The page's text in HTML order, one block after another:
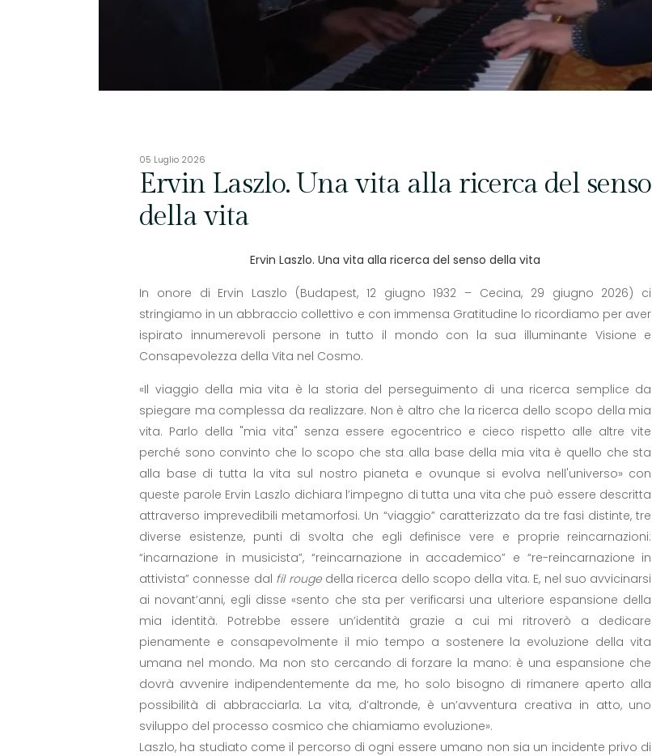
05 Luglio 2026
Ervin Laszlo. Una vita alla ricerca del senso
della vita
Ervin Laszlo. Una vita alla ricerca del senso della vita
In onore di Ervin Laszlo (Budapest, 12 giugno 1932 – Cecina, 29 giugno 2026) ci
stringiamo in un abbraccio collettivo e con immensa Gratitudine lo ricordiamo per aver
ispirato innumerevoli persone in tutto il mondo con la sua illuminante Visione e
Consapevolezza della Vita nel Cosmo.
«Il viaggio della mia vita è la storia del perseguimento di una ricerca semplice da
spiegare ma complessa da realizzare. Non è altro che la ricerca dello scopo della mia
vita. Parlo della "mia vita" senza essere egocentrico e cieco rispetto alle altre vite
perché sono convinto che lo scopo che sta alla base della mia vita è quello che sta
alla base di tutta la vita sul nostro pianeta e ovunque si evolva nell'universo» con
queste parole Ervin Laszlo dichiara l’impegno di tutta una vita che può essere descritta
attraverso imprevedibili metamorfosi. Un “viaggio” caratterizzato da tre fasi distinte, tre
diverse esistenze, punti di svolta che egli definisce vere e proprie reincarnazioni:
“incarnazione in musicista”, “reincarnazione in accademico” e “re-reincarnazione in
attivista” connesse dal fil rougedella ricerca dello scopo della vita. E, nel suo avvicinarsi
ai novant’anni, egli disse «sento che sta per verificarsi una ulteriore espansione della
mia identità. Potrebbe essere un’identità grazie a cui mi ritroverò a dedicare
pienamente e consapevolmente il mio tempo a sostenere la evoluzione della vita
umana nel mondo. Ma non sto cercando di forzare la mano: è una espansione che
dovrà avvenire indipendentemente da me, ho solo bisogno di rimanere aperto alla
possibilità di abbracciarla. La vita, d’altronde, è un’avventura creativa in atto, uno
sviluppo del processo cosmico che chiamiamo evoluzione».
Laszlo, ha studiato come il percorso di ogni essere umano non sia un incidente privo di